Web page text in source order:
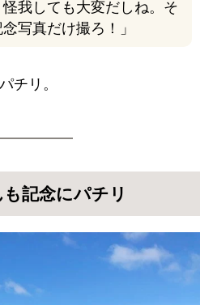
怪我しても大変だしね。そ
写真だけ撮ろ！」
チリ。
記念にパチリ